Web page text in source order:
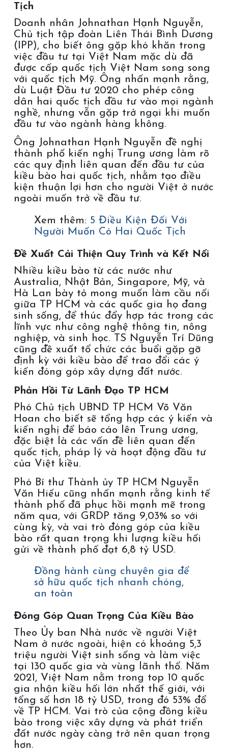
Tịch
Doanh nhân Johnathan Hạnh Nguyễn,
Chủ tịch tập đoàn Liên Thái Bình Dương
(IPP), cho biết ông gặp khó khăn trong
việc đầu tư tại Việt Nam mặc dù đã
được cấp quốc tịch Việt Nam song song
với quốc tịch Mỹ. Ông nhấn mạnh rằng,
dù Luật Đầu tư 2020 cho phép công
dân hai quốc tịch đầu tư vào mọi ngành
nghề, nhưng vẫn gặp trở ngại khi muốn
đầu tư vào ngành hàng không.
Ông Johnathan Hạnh Nguyễn đề nghị
thành phố kiến nghị Trung ương làm rõ
các quy định liên quan đến đầu tư của
kiều bào hai quốc tịch, nhằm tạo điều
kiện thuận lợi hơn cho người Việt ở nước
ngoài muốn trở về đầu tư.
Xem thêm: 5 Điều Kiện Đối Với
Người Muốn Có Hai Quốc Tịch
Đề Xuất Cải Thiện Quy Trình và Kết Nối
Nhiều kiều bào từ các nước như
Australia, Nhật Bản, Singapore, Mỹ, và
Hà Lan bày tỏ mong muốn làm cầu nối
giữa TP HCM và các quốc gia họ đang
sinh sống, để thúc đẩy hợp tác trong các
lĩnh vực như công nghệ thông tin, nông
nghiệp, và sinh học. TS Nguyễn Trí Dũng
cũng đề xuất tổ chức các buổi gặp gỡ
định kỳ với kiều bào để trao đổi các ý
kiến đóng góp xây dựng đất nước.
Phản Hồi Từ Lãnh Đạo TP HCM
Phó Chủ tịch UBND TP HCM Võ Văn
Hoan cho biết sẽ tổng hợp các ý kiến và
kiến nghị để báo cáo lên Trung ương,
đặc biệt là các vấn đề liên quan đến
quốc tịch, pháp lý và hoạt động đầu tư
của Việt kiều.
Phó Bí thư Thành ủy TP HCM Nguyễn
Văn Hiếu cũng nhấn mạnh rằng kinh tế
thành phố đã phục hồi mạnh mẽ trong
năm qua, với GRDP tăng 9,03% so với
cùng kỳ, và vai trò đóng góp của kiều
bào rất quan trọng khi lượng kiều hối
gửi về thành phố đạt 6,8 tỷ USD.
Đồng hành cùng chuyên gia để
sở hữu quốc tịch nhanh chóng,
an toàn
Đóng Góp Quan Trọng Của Kiều Bào
Theo Ủy ban Nhà nước về người Việt
Nam ở nước ngoài, hiện có khoảng 5,3
triệu người Việt sinh sống và làm việc
tại 130 quốc gia và vùng lãnh thổ. Năm
2021, Việt Nam nằm trong top 10 quốc
gia nhận kiều hối lớn nhất thế giới, với
tổng số hơn 18 tỷ USD, trong đó 53% đổ
về TP HCM. Vai trò của cộng đồng kiều
bào trong việc xây dựng và phát triển
đất nước ngày càng trở nên quan trọng
hơn.